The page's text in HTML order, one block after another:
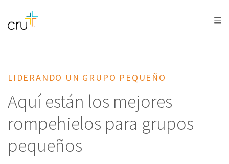
AFRICA
AMERICA / CARIBBEAN
OCEANIA
LIDERANDO UN GRUPO PEQUEÑO
Aquí están los mejores
rompehielos para grupos
pequeños